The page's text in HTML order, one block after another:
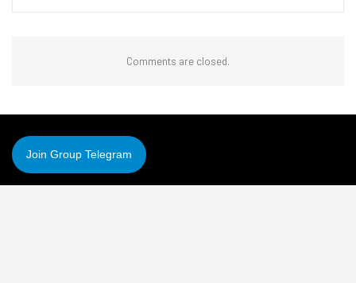
Comments are closed.
Join Group Telegram